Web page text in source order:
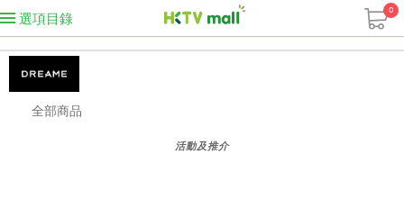
選項目錄
0
全部商品
活動及推介